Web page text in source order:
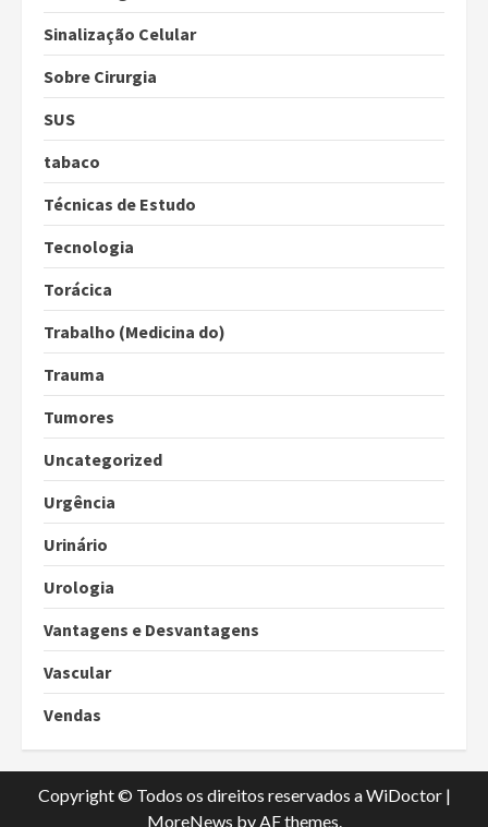
Sinalização Celular
Sobre Cirurgia
SUS
tabaco
Técnicas de Estudo
Tecnologia
Torácica
Trabalho (Medicina do)
Trauma
Tumores
Uncategorized
Urgência
Urinário
Urologia
Vantagens e Desvantagens
Vascular
Vendas
Copyright © Todos os direitos reservados a WiDoctor |
MoreNews by AF themes.